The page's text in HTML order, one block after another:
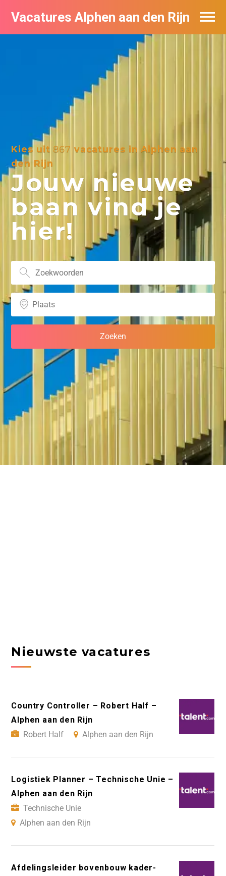
Vacatures Alphen aan den Rijn
Kies uit 867 vacatures in Alphen aan
den Rijn
Jouw nieuwe
baan vind je
hier!
Nieuwste vacatures
Country Controller – Robert Half –
Alphen aan den Rijn
Robert Half
Alphen aan den Rijn
Logistiek Planner – Technische Unie –
Alphen aan den Rijn
Technische Unie
Alphen aan den Rijn
Afdelingsleider bovenbouw kader-
Vacatures per bedrijf in Alphen aan den
De populairste vacatures in Alphen aan